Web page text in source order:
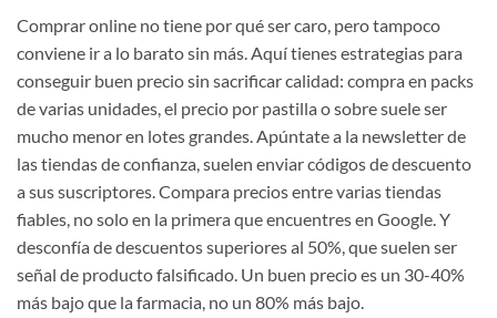
Comprar online no tiene por qué ser caro, pero tampoco
conviene ir a lo barato sin más. Aquí tienes estrategias para
conseguir buen precio sin sacrificar calidad: compra en packs
de varias unidades, el precio por pastilla o sobre suele ser
mucho menor en lotes grandes. Apúntate a la newsletter de
las tiendas de confianza, suelen enviar códigos de descuento
a sus suscriptores. Compara precios entre varias tiendas
fiables, no solo en la primera que encuentres en Google. Y
desconfía de descuentos superiores al 50%, que suelen ser
señal de producto falsificado. Un buen precio es un 30-40%
más bajo que la farmacia, no un 80% más bajo.